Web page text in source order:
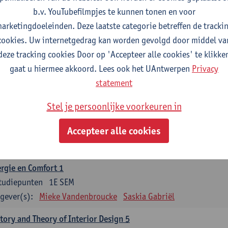
en ergonomie
2E SEM
Inge Somers Ann Coen Stefan Dherdt Jan Jacobs
en ruimte
Flexible and Regenerative Construction
1E SEM
Mieke Vandenbroucke
en Comfort 1
1E SEM
Mieke Vandenbroucke Saskia Gabriël
and Theory of Interior Design 5
b.v. YouTubefilmpjes te kunnen tonen en voor
Deze laatste categorie betreffen de
Uw internetgedrag kan worden gevolgd door middel
tracking cookies Door op 'Accepteer alle cookies' te
gaat u hiermee akkoord. Lees ook het UAntwerpen Privacy
statement
Stel je persoonlijke voorkeuren in
Accepteer alle cookies